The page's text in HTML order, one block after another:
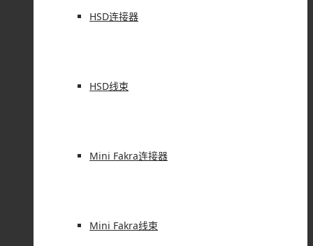
HSD连接器
HSD线束
Mini Fakra连接器
Mini Fakra线束